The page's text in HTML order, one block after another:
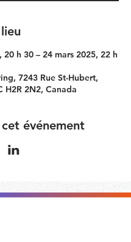
20 h 30 – 24 mars 2025, 22 h
7243 Rue St-Hubert,
H2R 2N2, Canada
événement